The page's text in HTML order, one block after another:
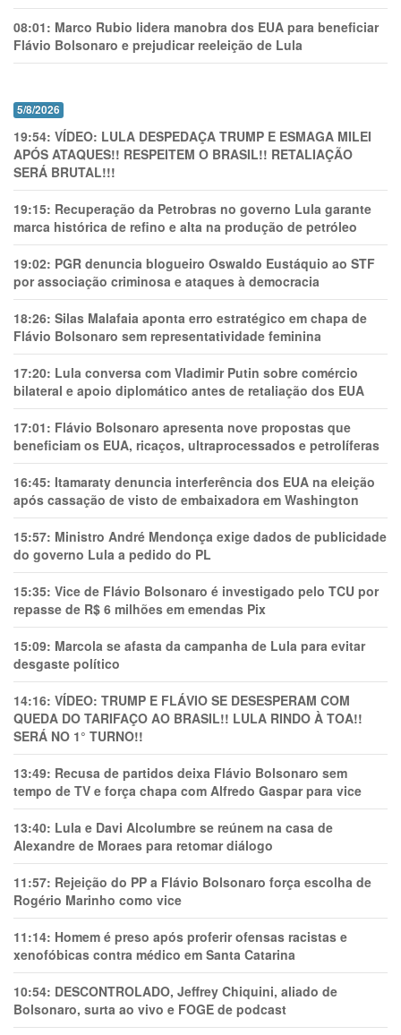
08:01: Marco Rubio lidera manobra dos EUA para beneficiar
Flávio Bolsonaro e prejudicar reeleição de Lula
5/8/2026
19:54: VÍDEO: LULA DESPEDAÇA TRUMP E ESMAGA MILEI
APÓS ATAQUES!! RESPEITEM O BRASIL!! RETALIAÇÃO
SERÁ BRUTAL!!!
19:15: Recuperação da Petrobras no governo Lula garante
marca histórica de refino e alta na produção de petróleo
19:02: PGR denuncia blogueiro Oswaldo Eustáquio ao STF
por associação criminosa e ataques à democracia
18:26: Silas Malafaia aponta erro estratégico em chapa de
Flávio Bolsonaro sem representatividade feminina
17:20: Lula conversa com Vladimir Putin sobre comércio
bilateral e apoio diplomático antes de retaliação dos EUA
17:01: Flávio Bolsonaro apresenta nove propostas que
beneficiam os EUA, ricaços, ultraprocessados e petrolíferas
16:45: Itamaraty denuncia interferência dos EUA na eleição
após cassação de visto de embaixadora em Washington
15:57: Ministro André Mendonça exige dados de publicidade
do governo Lula a pedido do PL
15:35: Vice de Flávio Bolsonaro é investigado pelo TCU por
repasse de R$ 6 milhões em emendas Pix
15:09: Marcola se afasta da campanha de Lula para evitar
desgaste político
14:16: VÍDEO: TRUMP E FLÁVIO SE DESESPERAM COM
QUEDA DO TARIFAÇO AO BRASIL!! LULA RINDO À TOA!!
SERÁ NO 1° TURNO!!
13:49: Recusa de partidos deixa Flávio Bolsonaro sem
tempo de TV e força chapa com Alfredo Gaspar para vice
13:40: Lula e Davi Alcolumbre se reúnem na casa de
Alexandre de Moraes para retomar diálogo
11:57: Rejeição do PP a Flávio Bolsonaro força escolha de
Rogério Marinho como vice
11:14: Homem é preso após proferir ofensas racistas e
xenofóbicas contra médico em Santa Catarina
10:54: DESCONTROLADO, Jeffrey Chiquini, aliado de
Bolsonaro, surta ao vivo e FOGE de podcast